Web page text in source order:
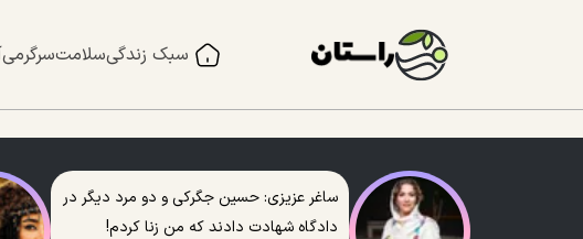
سبک زندگیسلامتسرگرمی
ساغر عزیزی: حسین جگرکی و دو مرد دیگر در
دادگاه شهادت دادند که من زنا کردم!